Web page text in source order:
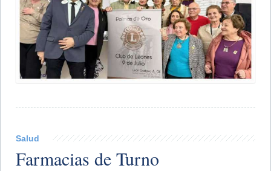
Salud
Farmacias de Turno